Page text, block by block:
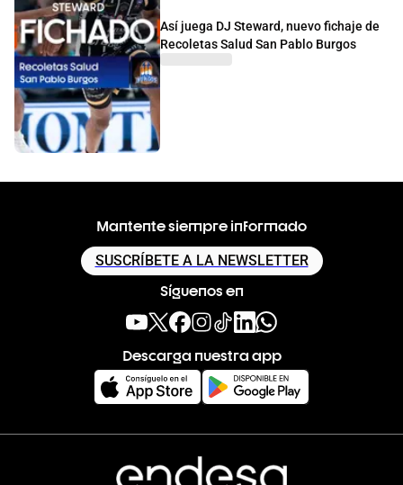
Así juega DJ Steward, nuevo fichaje de
Recoletas Salud San Pablo Burgos
Mantente siempre informado
SUSCRÍBETE A LA NEWSLETTER
Síguenos en
Descarga nuestra app